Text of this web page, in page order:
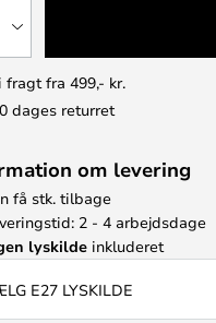
fragt fra 499,- kr.
dages returret
om levering
få stk. tilbage
2 - 4 arbejdsdage
lyskilde inkluderet
E27 LYSKILDE